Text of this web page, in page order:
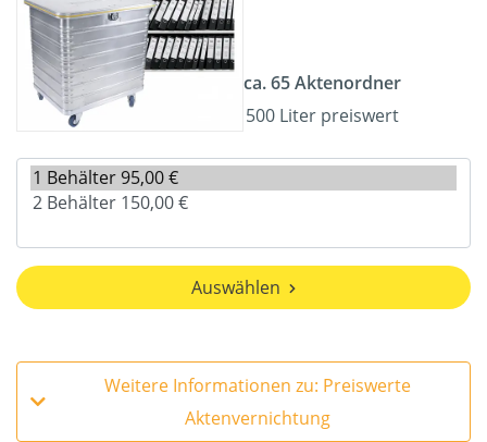
ca. 65 Aktenordner
500 Liter preiswert
Auswählen
Weitere Informationen zu: Preiswerte
Aktenvernichtung